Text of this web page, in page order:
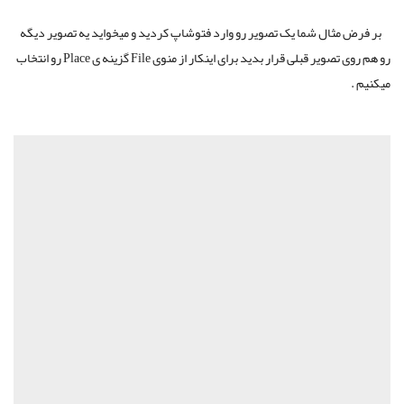
بر فرض مثال شما یک تصویر رو وارد فتوشاپ کردید و میخواید یه تصویر دیگه
رو هم روی تصویر قبلی قرار بدید برای اینکار از منوی File گزینه ی Place رو انتخاب
میکنیم .